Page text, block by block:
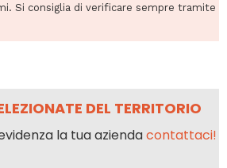
Si consiglia di verificare sempre tramite
DEL TERRITORIO
la tua aziendacontattaci!